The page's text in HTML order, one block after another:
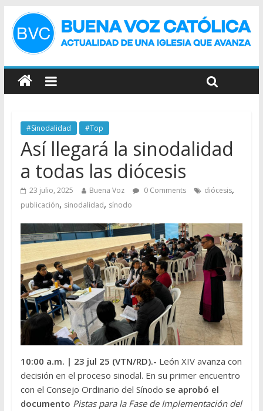
#Sinodalidad #Top
Así llegará la sinodalidad
a todas las diócesis
23 julio, 2025 Buena Voz 0 Comments diócesis,
publicación, sinodalidad, sínodo
10:00 a.m. | 23 jul 25 (VTN/RD).- León XIV avanza con
decisión en el proceso sinodal. En su primer encuentro
con el Consejo Ordinario del Sínodo se aprobó el
documento Pistas para la Fase de Implementación del